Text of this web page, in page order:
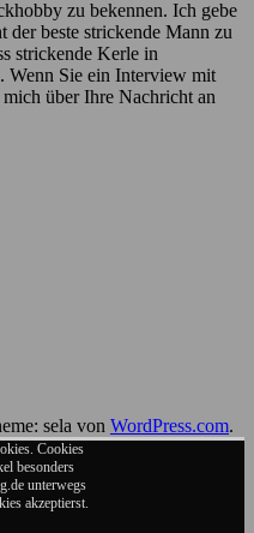
zu bekennen. Ich gebe
der beste strickende Mann zu
strickende Kerle in
Wenn Sie ein Interview mit
über Ihre Nachricht an
sela von WordPress.com.
Cookies
besonders
unterwegs
akzeptierst.